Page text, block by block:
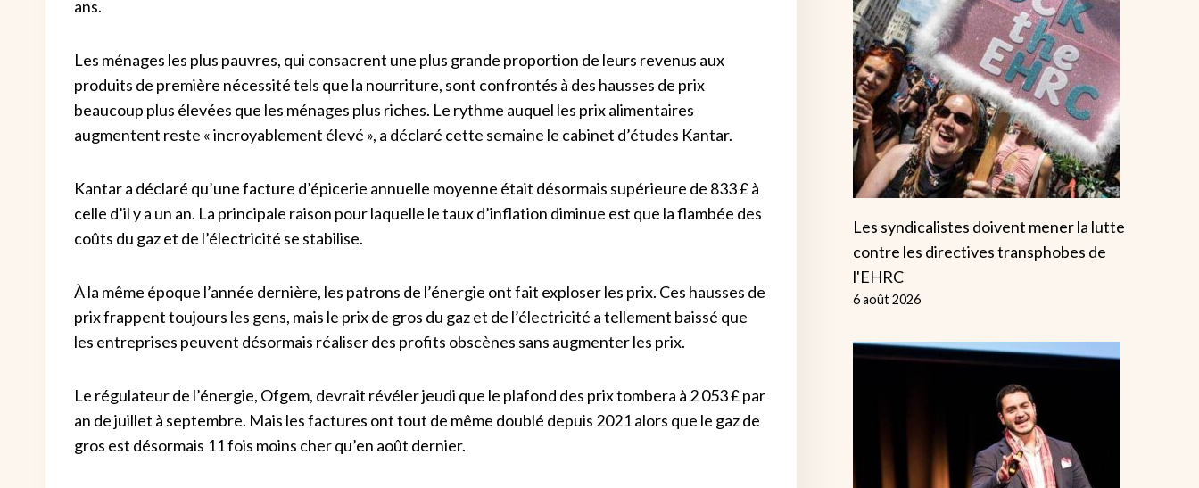
ans.
Les ménages les plus pauvres, qui consacrent une plus grande proportion de leurs revenus aux
produits de première nécessité tels que la nourriture, sont confrontés à des hausses de prix
beaucoup plus élevées que les ménages plus riches. Le rythme auquel les prix alimentaires
augmentent reste « incroyablement élevé », a déclaré cette semaine le cabinet d’études Kantar.
Kantar a déclaré qu’une facture d’épicerie annuelle moyenne était désormais supérieure de 833 £ à
celle d’il y a un an. La principale raison pour laquelle le taux d’inflation diminue est que la flambée des
coûts du gaz et de l’électricité se stabilise.
À la même époque l’année dernière, les patrons de l’énergie ont fait exploser les prix. Ces hausses de
prix frappent toujours les gens, mais le prix de gros du gaz et de l’électricité a tellement baissé que
les entreprises peuvent désormais réaliser des profits obscènes sans augmenter les prix.
Le régulateur de l’énergie, Ofgem, devrait révéler jeudi que le plafond des prix tombera à 2 053 £ par
an de juillet à septembre. Mais les factures ont tout de même doublé depuis 2021 alors que le gaz de
gros est désormais 11 fois moins cher qu’en août dernier.
Les syndicalistes doivent mener la lutte
contre les directives transphobes de
l'EHRC
6 août 2026